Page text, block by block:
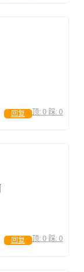
顶: 0 踩: 0
回复
顶: 0 踩: 0
回复